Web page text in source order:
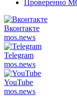
Проверенно
Вконтакте
mos.news
Telegram
mos.news
YouTube
mos.news